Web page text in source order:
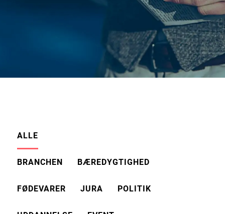
ALLE
BRANCHEN BÆREDYGTIGHED
FØDEVARER JURA POLITIK